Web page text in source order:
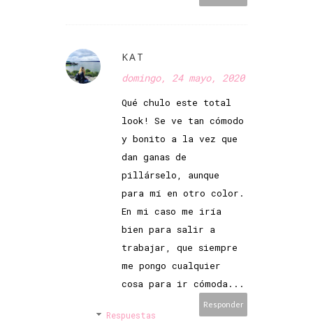
KAT
domingo, 24 mayo, 2020
Qué chulo este total
look! Se ve tan cómodo
y bonito a la vez que
dan ganas de
pillárselo, aunque
para mí en otro color.
En mi caso me iría
bien para salir a
trabajar, que siempre
me pongo cualquier
cosa para ir cómoda...
Responder
Respuestas